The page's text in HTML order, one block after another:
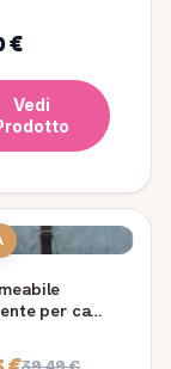
€
Vedi
per cani